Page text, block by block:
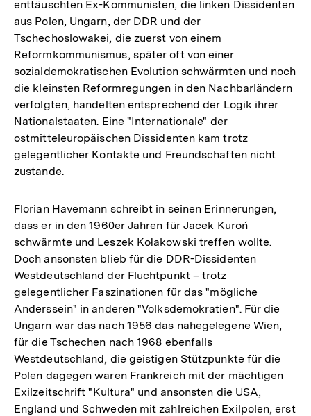
enttäuschten Ex-Kommunisten, die linken Dissidenten
aus Polen, Ungarn, der DDR und der
Tschechoslowakei, die zuerst von einem
Reformkommunismus, später oft von einer
sozialdemokratischen Evolution schwärmten und noch
die kleinsten Reformregungen in den Nachbarländern
verfolgten, handelten entsprechend der Logik ihrer
Nationalstaaten. Eine "Internationale" der
ostmitteleuropäischen Dissidenten kam trotz
gelegentlicher Kontakte und Freundschaften nicht
zustande.
Florian Havemann schreibt in seinen Erinnerungen,
dass er in den 1960er Jahren für Jacek Kuroń
schwärmte und Leszek Kołakowski treffen wollte.
Doch ansonsten blieb für die DDR-Dissidenten
Westdeutschland der Fluchtpunkt – trotz
gelegentlicher Faszinationen für das "mögliche
Anderssein" in anderen "Volksdemokratien". Für die
Ungarn war das nach 1956 das nahegelegene Wien,
für die Tschechen nach 1968 ebenfalls
Westdeutschland, die geistigen Stützpunkte für die
Polen dagegen waren Frankreich mit der mächtigen
Exilzeitschrift "Kultura" und ansonsten die USA,
England und Schweden mit zahlreichen Exilpolen, erst